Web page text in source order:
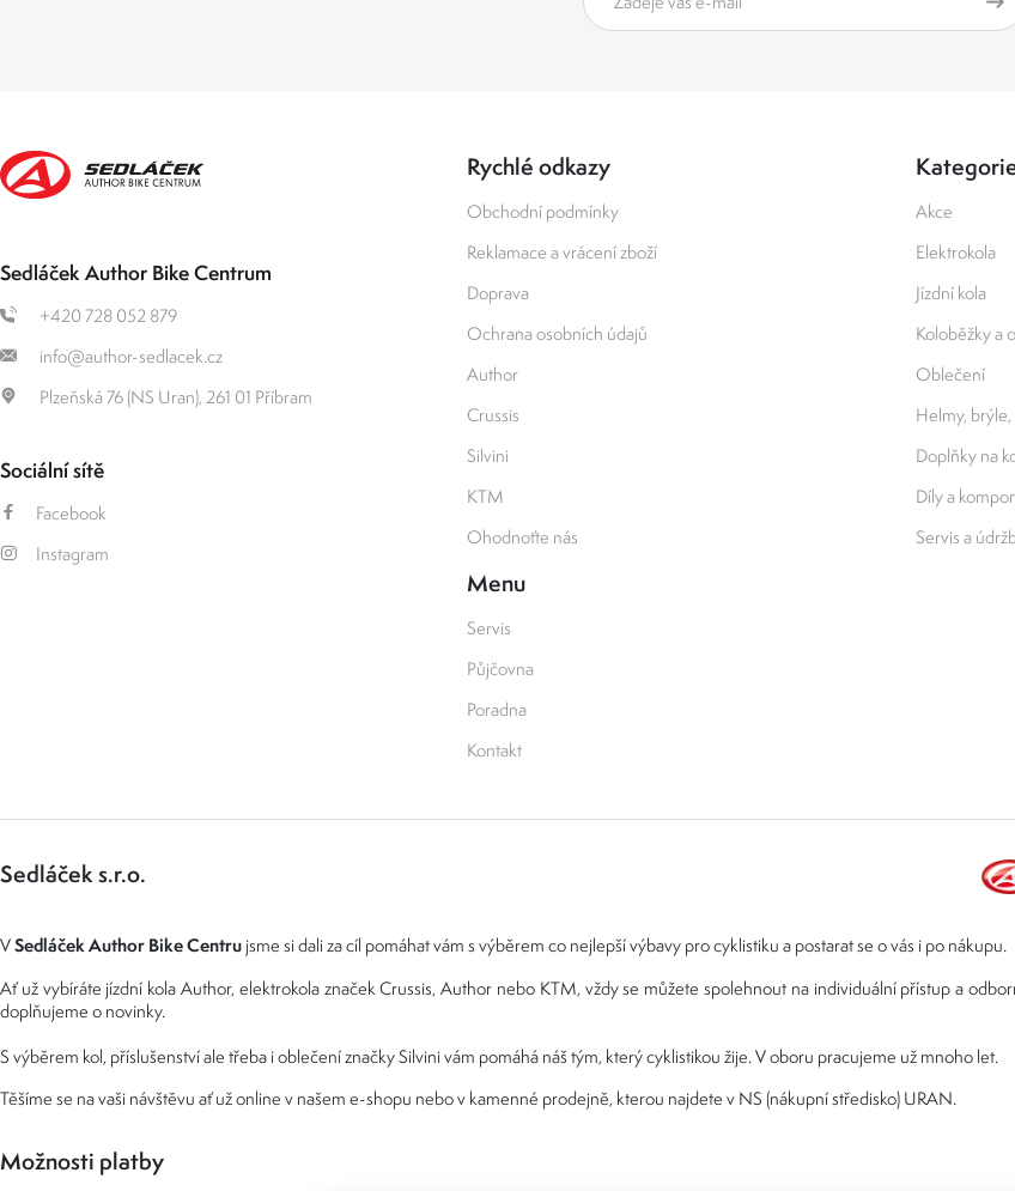
Sedláček Author Bike Centrum
+420 728 052 879
info@author-sedlacek.cz
Plzeňská 76 (NS Uran), 261 01 Příbram
Sociální sítě
Facebook
Instagram
Rychlé odkazy
Obchodní podmínky
Reklamace a vrácení zboží
Doprava
Ochrana osobních údajů
Author
Crussis
Silvini
KTM
Ohodnoťte nás
Menu
Servis
Půjčovna
Poradna
Kontakt
Akce
Elektrokola
Jízdní kola
Koloběžky a
Oblečení
Helmy,
Doplňky na
Díly a
Servis a
Sedláček s.r.o.
VSedláček Author Bike Centru jsme si dali za cíl pomáhat vám s výběrem co nejlepší výbavy pro cyklistiku a postarat se o vás i po nákupu.
Ať už vybíráte jízdní kola Author, elektrokola značek Crussis, Author nebo KTM, vždy se můžete spolehnout na individuální přístup a
doplňujeme o novinky.
S výběrem kol, příslušenství ale třeba i oblečení značky Silvini vám pomáhá náš tým, který cyklistikou žije. V oboru pracujeme už mnoho let.
Těšíme se na vaši návštěvu ať už online v našem e-shopu nebo v kamenné prodejně, kterou najdete v NS (nákupní středisko) URAN.
Možnosti platby